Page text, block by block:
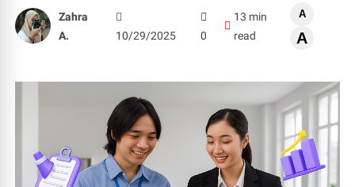
Zahra
A.
10/29/2025 0
13 min
read
A
A